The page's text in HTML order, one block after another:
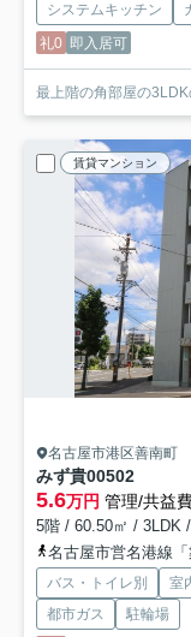
システムキッチン
礼0 即入居可
最上階の角部屋の3LDK
賃貸マンション
名古屋市港区善南町
みず貴00502
5.6万円 管理/共益
5階 / 60.50㎡ / 3LDK
名古屋市営名港線
バス・トイレ別 室
都市ガス
駐輪場